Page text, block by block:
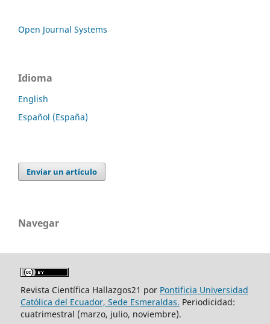
Open Journal Systems
Idioma
English
Español (España)
Enviar un artículo
Navegar
Revista Científica Hallazgos21 por Pontificia Universidad
Católica del Ecuador, Sede Esmeraldas. Periodicidad:
cuatrimestral (marzo, julio, noviembre).